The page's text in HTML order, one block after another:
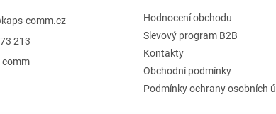
kaps-comm.cz
213
comm
Hodnocení obchodu
Slevový program B2B
Kontakty
Obchodní podmínky
Podmínky ochrany osobních